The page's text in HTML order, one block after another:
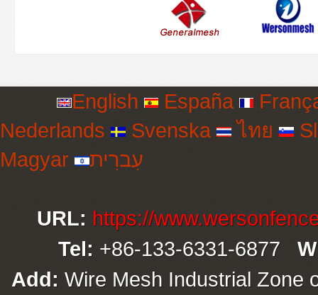
English España
Nederlands
Svenska ไทย
Magyar
עִברִית
URL: https://
Tel: +86-133-6331-6877
Add: Wire Mesh Industrial Zone